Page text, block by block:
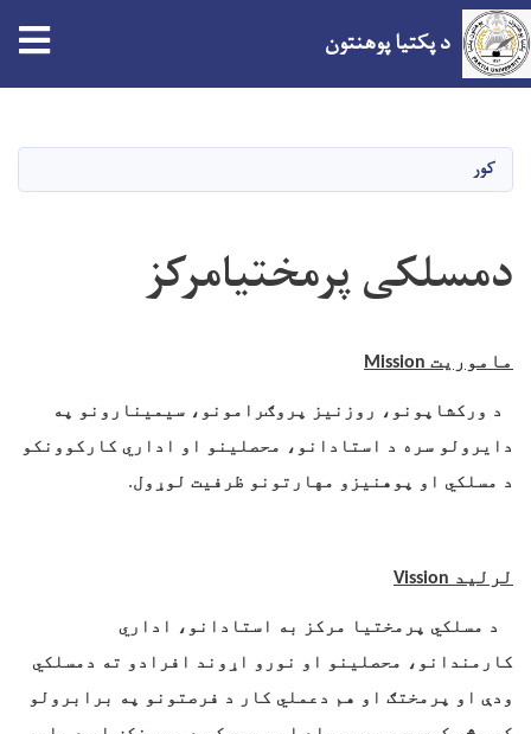
د پکتیا پوهنتون
کور
دمسلکی پرمختیامرکز
ماموریت Mission
د ورکشاپونو، روزنیز پروګرامونو، سیمینارونو په
دایرولو سره د استادانو، محصلینو او اداري کارکوونکو
د مسلکي او پوهنیزو مهارتونو ظرفیت لوړول.
لرلید Vission
د مسلکي پرمختیا مرکز به استادانو، اداري
کارمندانو، محصلینو او نورو اړوند افرادو ته دمسلکي
ودې او پرمختګ او هم دعملي کار د فرصتونو په برابرولو